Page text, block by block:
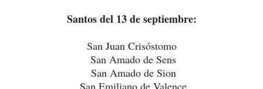
Santos del 13 de septiembre:
San Juan Crisóstomo
San Amado de Sens
San Amado de Sion